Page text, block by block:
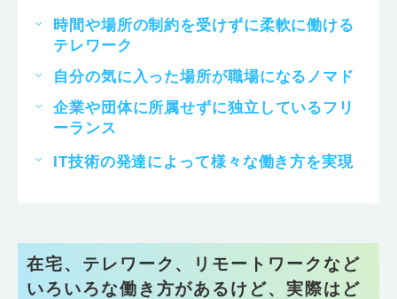
時間や場所の制約を受けずに柔軟に働ける
テレワーク
自分の気に入った場所が職場になるノマド
企業や団体に所属せずに独立しているフリ
ーランス
IT技術の発達によって様々な働き方を実現
在宅、テレワーク、リモートワークなど
いろいろな働き方があるけど、実際はど